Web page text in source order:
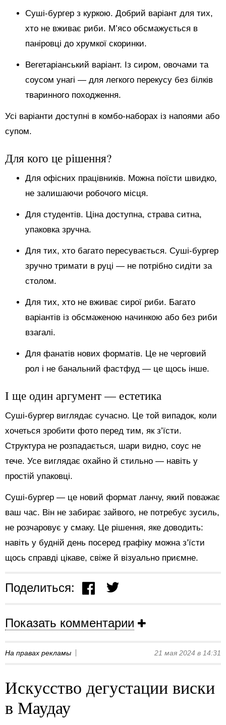
Суші-бургер з куркою. Добрий варіант для тих,
хто не вживає риби. М’ясо обсмажується в
паніровці до хрумкої скоринки.
Вегетаріанський варіант. Із сиром, овочами та
соусом унагі — для легкого перекусу без білків
тваринного походження.
Усі варіанти доступні в комбо-наборах із напоями або
супом.
Для кого це рішення?
Для офісних працівників. Можна поїсти швидко,
не залишаючи робочого місця.
Для студентів. Ціна доступна, страва ситна,
упаковка зручна.
Для тих, хто багато пересувається. Суші-бургер
зручно тримати в руці — не потрібно сидіти за
столом.
Для тих, хто не вживає сирої риби. Багато
варіантів із обсмаженою начинкою або без риби
взагалі.
Для фанатів нових форматів. Це не черговий
рол і не банальний фастфуд — це щось інше.
І ще один аргумент — естетика
Суші-бургер виглядає сучасно. Це той випадок, коли
хочеться зробити фото перед тим, як з’їсти.
Структура не розпадається, шари видно, соус не
тече. Усе виглядає охайно й стильно — навіть у
простій упаковці.
Суші-бургер — це новий формат ланчу, який поважає
ваш час. Він не забирає зайвого, не потребує зусиль,
не розчаровує у смаку. Це рішення, яке доводить:
навіть у будній день посеред графіку можна з’їсти
щось справді цікаве, свіже й візуально приємне.
Поделиться:
Показать комментарии
На правах рекламы 21 мая 2024 в 14:31
Искусство дегустации виски
в Маудау